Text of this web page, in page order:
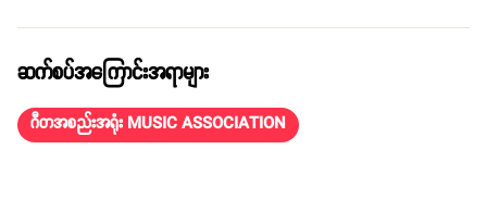
ဆက်စပ်အကြောင်းအရာများ
ဂီတအစည်းအရုံး MUSIC ASSOCIATION